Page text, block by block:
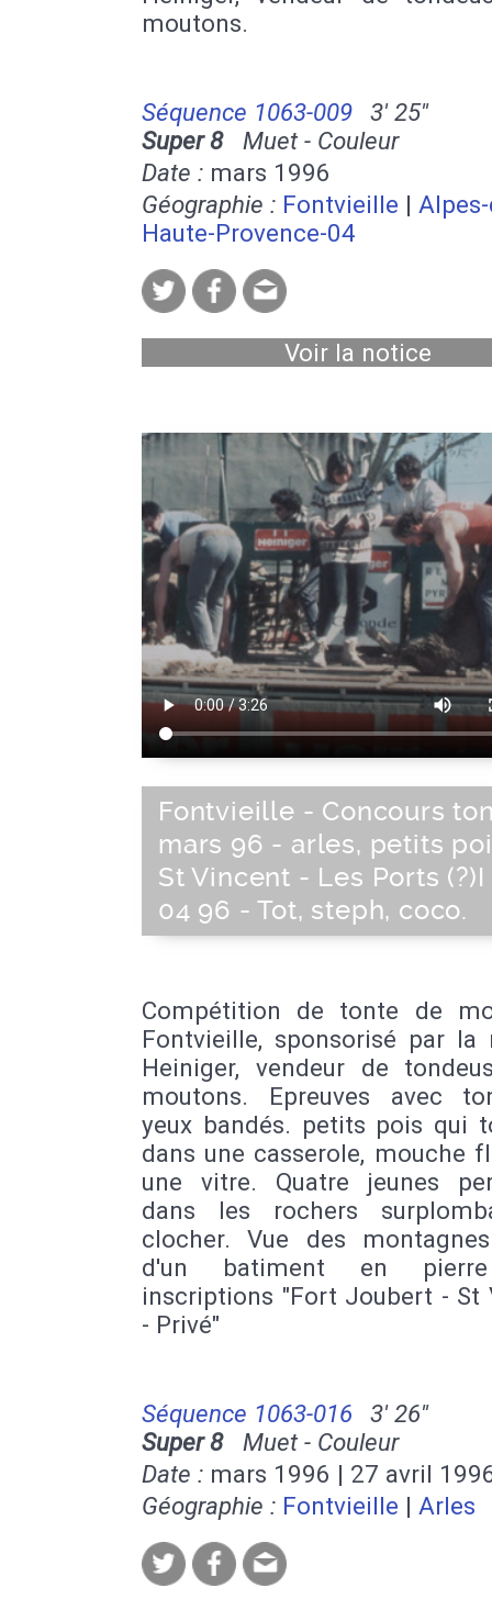
moutons.
Séquence 1063-009
3' 25''
Super 8Muet - Couleur
Date : mars 1996
Géographie : Fontvieille |
Haute-Provence-04
Voir la notice
Fontvieille - Concours
mars 96 - arles, petits
St Vincent - Les Ports (?)I
04 96 - Tot, steph, coco.
Compétition de tonte de
Fontvieille, sponsorisé par la
Heiniger, vendeur de
moutons. Epreuves avec
yeux bandés. petits pois qui
dans une casserole, mouche
une vitre. Quatre jeunes
dans les rochers
clocher. Vue des
d'un batiment en
inscriptions "Fort Joubert - St
- Privé"
Séquence 1063-016
3' 26''
Super 8Muet - Couleur
Date : mars 1996 | 27 avril
Géographie : Fontvieille | Arles